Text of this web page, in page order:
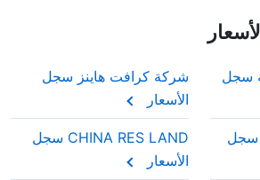
سجل
شركة كرافت هاينز سجل
الأسعار
سجل
CHINA RES LAND سجل
الأسعار